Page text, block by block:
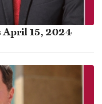
April 15, 2024